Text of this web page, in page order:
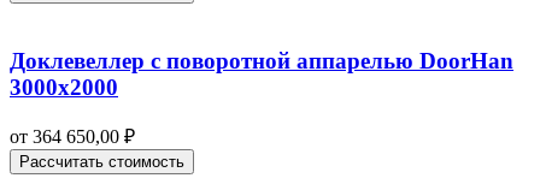
Доклевеллер с поворотной аппарелью DoorHan
3000х2000
от 364 650,00 ₽
Рассчитать стоимость